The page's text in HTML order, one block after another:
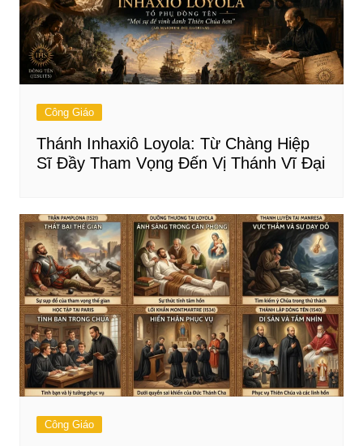
Công Giáo
Thánh Inhaxiô Loyola: Từ Chàng Hiệp
Sĩ Đầy Tham Vọng Đến Vị Thánh Vĩ Đại
Công Giáo